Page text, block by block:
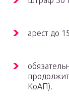
арест до
КоАП).